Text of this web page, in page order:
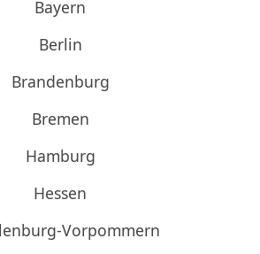
Bayern
Berlin
Brandenburg
Bremen
Hamburg
Hessen
Vorpommern